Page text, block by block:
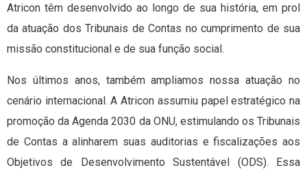
Atricon têm desenvolvido ao longo de sua história, em prol
da atuação dos Tribunais de Contas no cumprimento de sua
missão constitucional e de sua função social.
Nos últimos anos, também ampliamos nossa atuação no
cenário internacional. A Atricon assumiu papel estratégico na
promoção da Agenda 2030 da ONU, estimulando os Tribunais
de Contas a alinharem suas auditorias e fiscalizações aos
Objetivos de Desenvolvimento Sustentável (ODS). Essa